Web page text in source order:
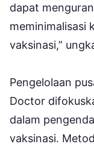
dapat
meminimalisasi
vaksinasi,”
Pengelolaan
Doctor
dalam
vaksinasi.